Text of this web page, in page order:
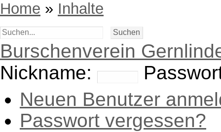
Home » Inhalte
Burschenverein
Nickname:
Neuen Benutzer
Passwort vergessen?